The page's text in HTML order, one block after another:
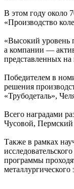
В этом году около
«Производство
«Высокий уровень
а компании —
представленных
Победителем в
решения
«Трубодеталь»,
Всего наградами
Чусовой, Пермский
Также в рамках
программы